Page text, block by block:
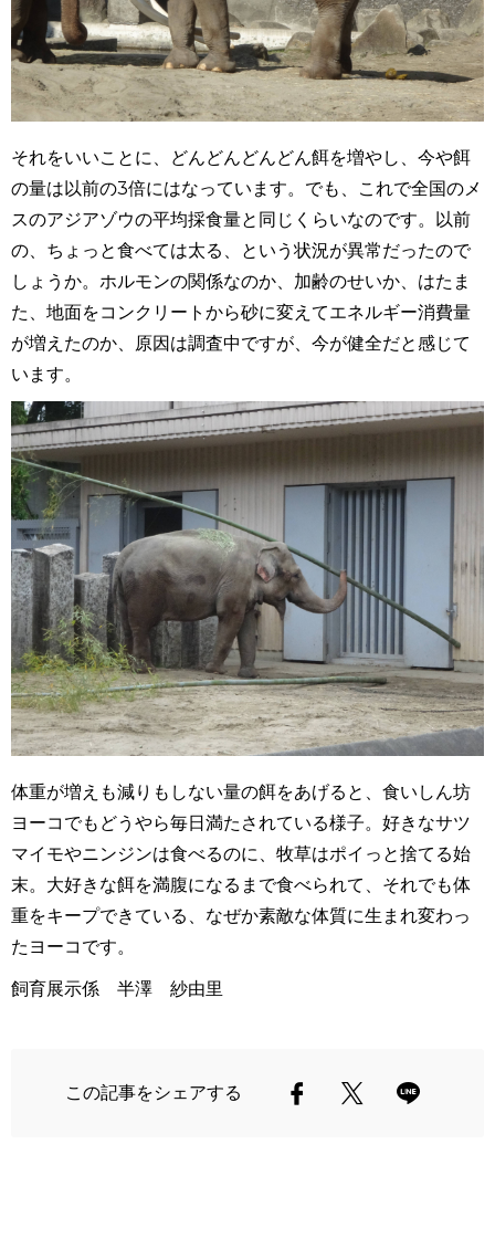
それをいいことに、どんどんどんどん餌を増やし、今や餌
の量は以前の3倍にはなっています。でも、これで全国のメ
スのアジアゾウの平均採食量と同じくらいなのです。以前
の、ちょっと食べては太る、という状況が異常だったので
しょうか。ホルモンの関係なのか、加齢のせいか、はたま
た、地面をコンクリートから砂に変えてエネルギー消費量
が増えたのか、原因は調査中ですが、今が健全だと感じて
います。
体重が増えも減りもしない量の餌をあげると、食いしん坊
ヨーコでもどうやら毎日満たされている様子。好きなサツ
マイモやニンジンは食べるのに、牧草はポイっと捨てる始
末。大好きな餌を満腹になるまで食べられて、それでも体
重をキープできている、なぜか素敵な体質に生まれ変わっ
たヨーコです。
飼育展示係 半澤 紗由里
この記事をシェアする